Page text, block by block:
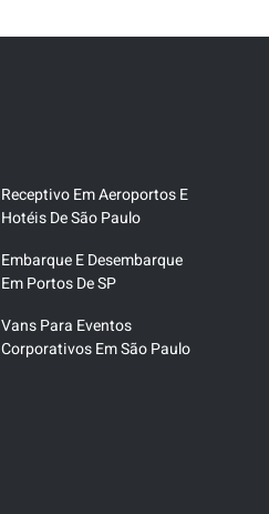
Receptivo Em Aeroportos E
Hotéis De São Paulo
Embarque E Desembarque
Em Portos De SP
Vans Para Eventos
Corporativos Em São Paulo